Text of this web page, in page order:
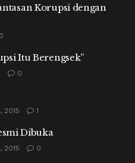
Korupsi dengan
0
Itu Berengsek”
0
2015 1
Dibuka
2015 0